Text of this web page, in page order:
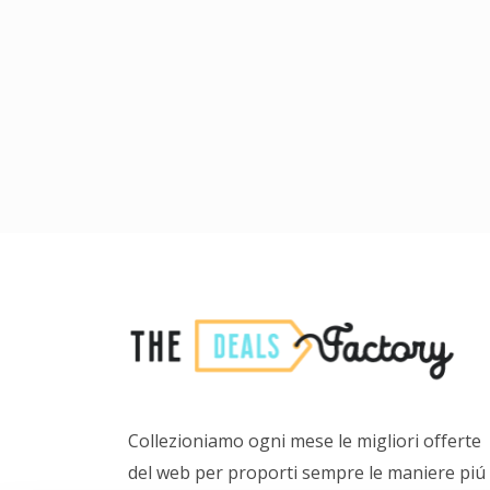
Collezioniamo ogni mese le migliori offerte
del web per proporti sempre le maniere piú